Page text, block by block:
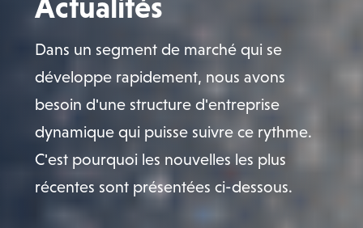
Actualités
Dans un segment de marché qui se
développe rapidement, nous avons
besoin d'une structure d'entreprise
dynamique qui puisse suivre ce rythme.
C'est pourquoi les nouvelles les plus
récentes sont présentées ci-dessous.